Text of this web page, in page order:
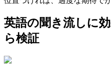
英語の聞き流しに
ら検証